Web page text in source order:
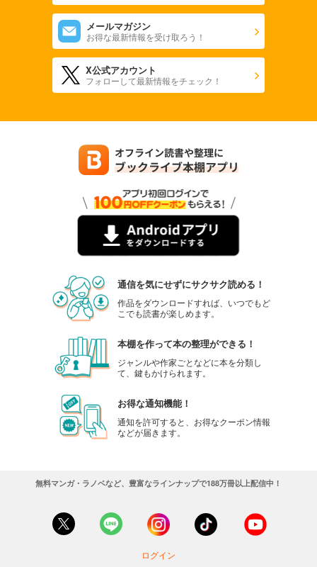
メールマガジン
お得な最新情報を受け取ろう！
X公式アカウント
フォローして最新情報をチェック！
通信を気にせずにサクサク読める！
作品をダウンロードすれば、いつでもど
こでも読書が楽しめます。
本棚を作って本の整理ができる！
ジャンルや作家ごとなどに本を分類し
て、鍵もかけられます。
お得な通知機能！
通知を許可すると、お得なクーポン情報
などが届きます。
無料マンガ・ラノベなど、豊富なラインナップで188万冊以上配信中！
ログイン